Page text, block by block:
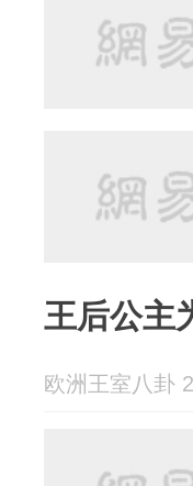
王后公主
欧洲王室八卦